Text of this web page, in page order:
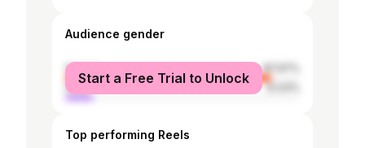
Audience gender
female
87.97%
male
12.03%
Start a Free Trial to Unlock
Top performing Reels